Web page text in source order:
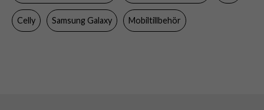
Material Mjukplast (TPU)
Varumärke
Celly Samsung Galaxy Mobiltillbehör